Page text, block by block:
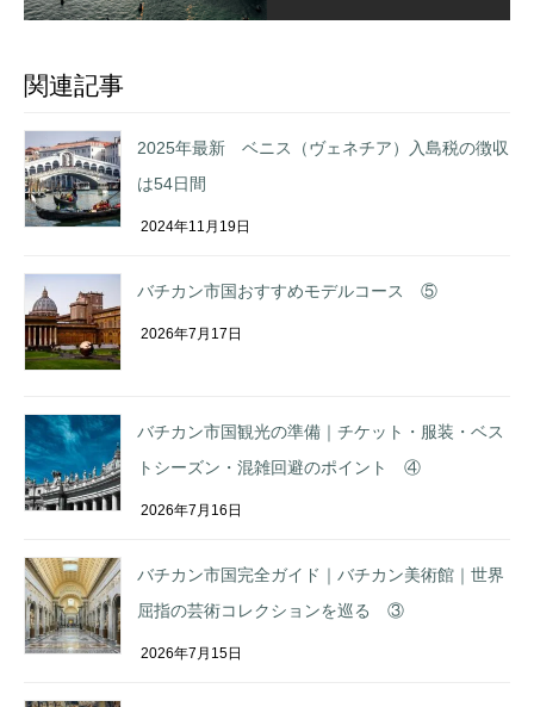
関連記事
2025年最新 ベニス（ヴェネチア）入島税の徴収
は54日間
2024年11月19日
バチカン市国おすすめモデルコース ⑤
2026年7月17日
バチカン市国観光の準備｜チケット・服装・ベス
トシーズン・混雑回避のポイント ④
2026年7月16日
バチカン市国完全ガイド｜バチカン美術館｜世界
屈指の芸術コレクションを巡る ③
2026年7月15日